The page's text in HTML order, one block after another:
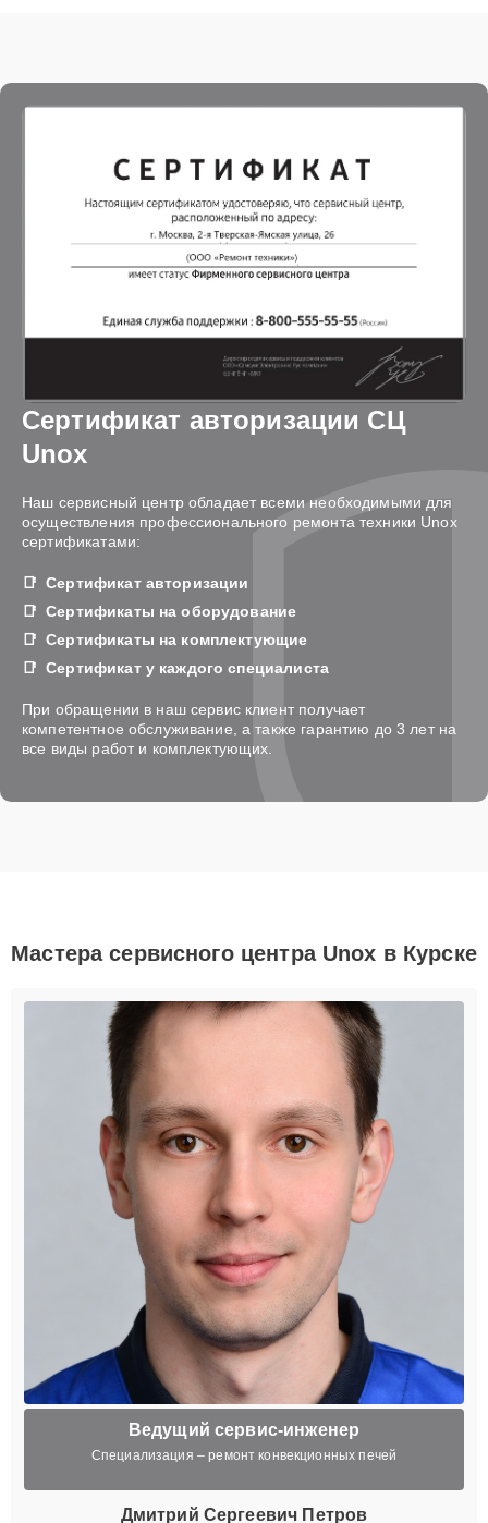
Сертификат авторизации СЦ
Unox
Наш сервисный центр обладает всеми необходимыми для
осуществления профессионального ремонта техники Unox
сертификатами:
Сертификат авторизации
Сертификаты на оборудование
Сертификаты на комплектующие
Сертификат у каждого специалиста
При обращении в наш сервис клиент получает
компетентное обслуживание, а также гарантию до 3 лет на
все виды работ и комплектующих.
Мастера сервисного центра Unox в Курске
Ведущий сервис-инженер
Специализация – ремонт конвекционных печей
Дмитрий Сергеевич Петров